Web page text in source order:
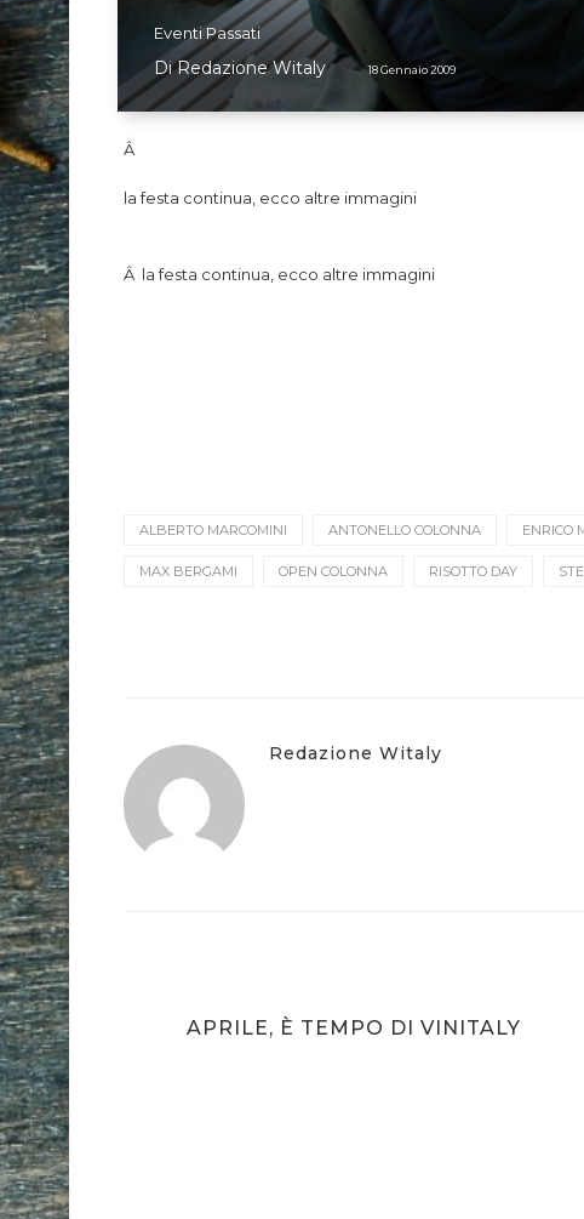
Eventi Passati
DiRedazione Witaly 18 Gennaio 2009
Â
la festa continua, ecco altre immagini
Â la festa continua, ecco altre immagini
ALBERTO MARCOMINI ANTONELLO COLONNA ENRICO
MAX BERGAMI OPEN COLONNA RISOTTO DAY
Redazione Witaly
APRILE, È TEMPO DI VINITALY